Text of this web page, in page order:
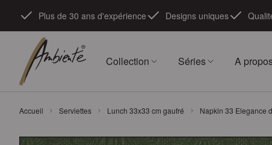
Plus de 30 ans d'expérience Designs uniques
Collection Séries A
Accueil Serviettes Lunch 33x33 cm gaufré Napkin 33 Elegance